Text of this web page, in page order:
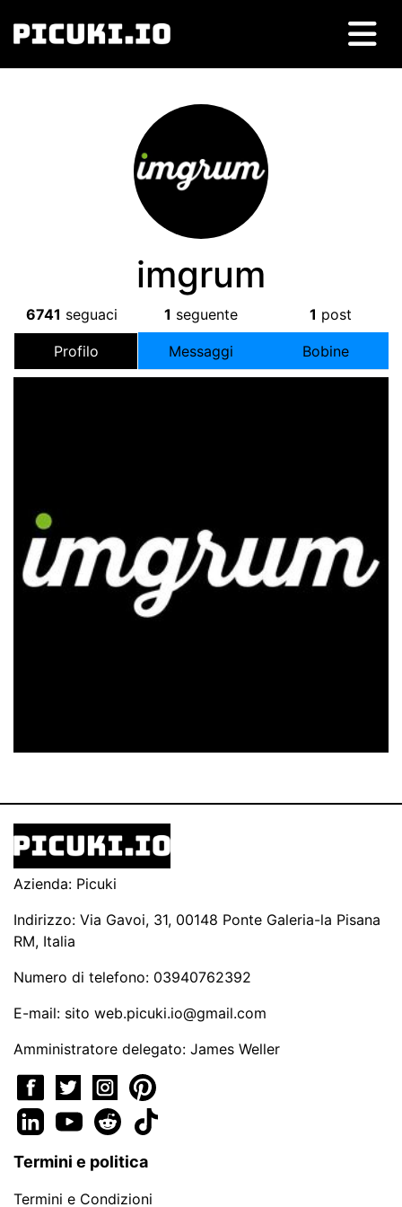
imgrum
6741 seguaci 1 seguente 1 post
Profilo Messaggi Bobine
Azienda: Picuki
Indirizzo: Via Gavoi, 31, 00148 Ponte Galeria-la Pisana
RM, Italia
Numero di telefono: 03940762392
E-mail: sito web.picuki.io@gmail.com
Amministratore delegato: James Weller
Termini e politica
Termini e Condizioni